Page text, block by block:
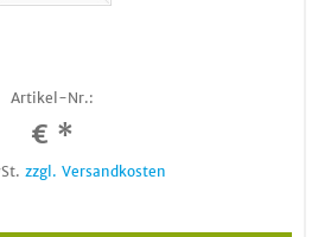
Artikel-Nr.:
€ *
zzgl. Versandkosten